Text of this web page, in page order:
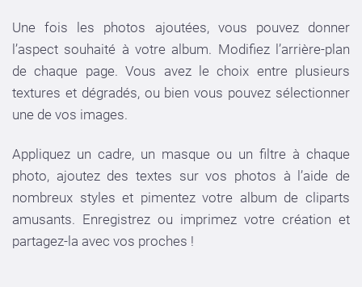
Une fois les photos ajoutées, vous pouvez donner
l’aspect souhaité à votre album. Modifiez l’arrière-plan
de chaque page. Vous avez le choix entre plusieurs
textures et dégradés, ou bien vous pouvez sélectionner
une de vos images.
Appliquez un cadre, un masque ou un filtre à chaque
photo, ajoutez des textes sur vos photos à l’aide de
nombreux styles et pimentez votre album de cliparts
amusants. Enregistrez ou imprimez votre création et
partagez-la avec vos proches !